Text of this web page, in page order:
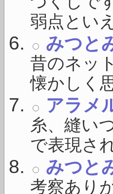
弱点とい
みつと
昔のネッ
懐かしく
アラメ
糸、縫い
で表現さ
みつと
考察あり